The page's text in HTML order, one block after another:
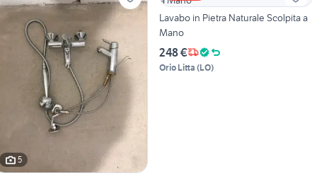
5
Lavabo in Pietra Naturale Scolpita a
Mano
248 €
Orio Litta (LO)